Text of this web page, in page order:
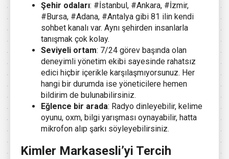
Şehir odaları: #İstanbul, #Ankara, #İzmir,
#Bursa, #Adana, #Antalya gibi 81 ilin kendi
sohbet kanalı var. Aynı şehirden insanlarla
tanışmak çok kolay.
Seviyeli ortam: 7/24 görev başında olan
deneyimli yönetim ekibi sayesinde rahatsız
edici hiçbir içerikle karşılaşmıyorsunuz. Her
hangi bir durumda ise yöneticilere hemen
bildirim de bulunabilirsiniz.
Eğlence bir arada: Radyo dinleyebilir, kelime
oyunu, oxm, bilgi yarışması oynayabilir, hatta
mikrofon alıp şarkı söyleyebilirsiniz.
Kimler Markasesli’yi Tercih